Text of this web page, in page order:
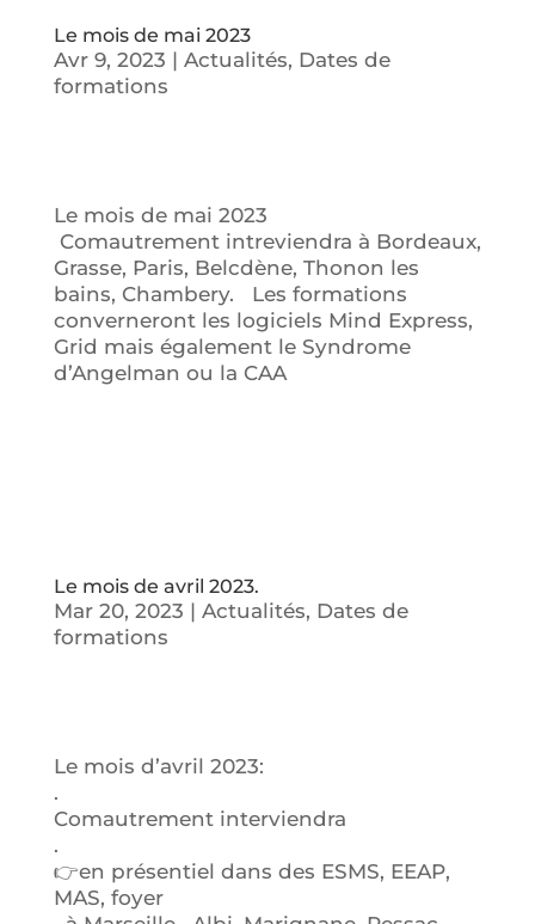
Le mois de mai 2023
Avr 9, 2023 | Actualités, Dates de
formations
Le mois de mai 2023
Comautrement intreviendra à Bordeaux,
Grasse, Paris, Belcdène, Thonon les
bains, Chambery. Les formations
converneront les logiciels Mind Express,
Grid mais également le Syndrome
d’Angelman ou la CAA
Le mois de avril 2023.
Mar 20, 2023 | Actualités, Dates de
formations
Le mois d’avril 2023:
.
Comautrement interviendra
.
👉en présentiel dans des ESMS, EEAP,
MAS, foyer